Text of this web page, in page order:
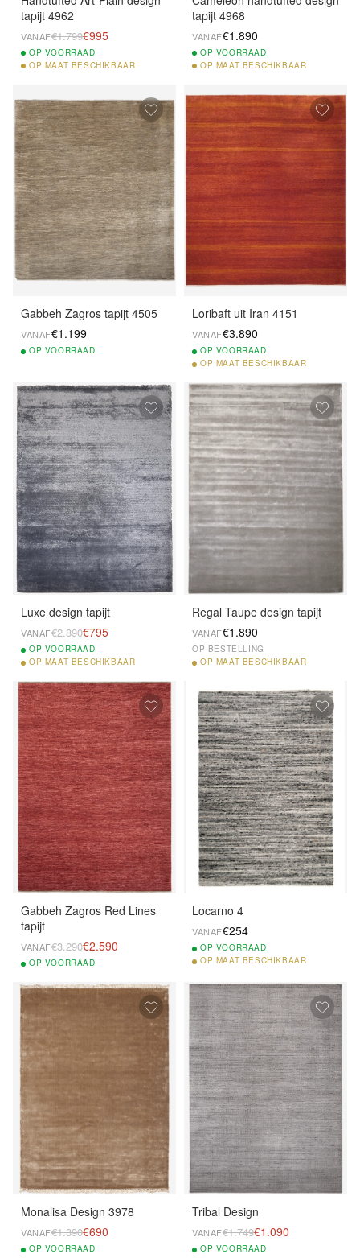
tapijt 4962
VANAF€1.799€995
OP VOORRAAD
OP MAAT BESCHIKBAAR
tapijt 4968
VANAF€1.890
OP VOORRAAD
OP MAAT BESCHIKBAAR
Gabbeh Zagros tapijt 4505
VANAF€1.199
OP VOORRAAD
Loribaft uit Iran 4151
VANAF€3.890
OP VOORRAAD
OP MAAT BESCHIKBAAR
Luxe design tapijt
VANAF€2.890€795
OP VOORRAAD
OP MAAT BESCHIKBAAR
Regal Taupe design tapijt
VANAF€1.890
OP BESTELLING
OP MAAT BESCHIKBAAR
Gabbeh Zagros Red Lines
tapijt
VANAF€3.290€2.590
OP VOORRAAD
Locarno 4
VANAF€254
OP VOORRAAD
OP MAAT BESCHIKBAAR
Monalisa Design 3978
VANAF€1.390€690
OP VOORRAAD
Tribal Design
VANAF€1.749€1.090
OP VOORRAAD